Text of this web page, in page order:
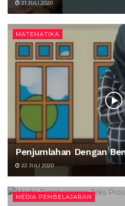
21 JULI 2020
MATEMATIKA
Penjumlahan Dengan
22 JULI 2020
MEDIA PEMBELAJARAN